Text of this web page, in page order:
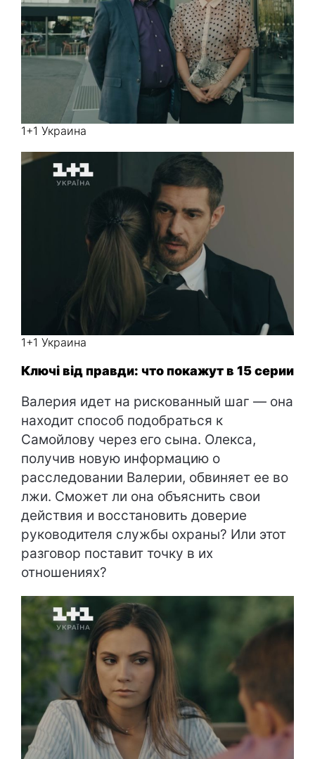
1+1 Украина
1+1 Украина
Ключі від правди: что покажут в 15 серии
Валерия идет на рискованный шаг — она
находит способ подобраться к
Самойлову через его сына. Олекса,
получив новую информацию о
расследовании Валерии, обвиняет ее во
лжи. Сможет ли она объяснить свои
действия и восстановить доверие
руководителя службы охраны? Или этот
разговор поставит точку в их
отношениях?